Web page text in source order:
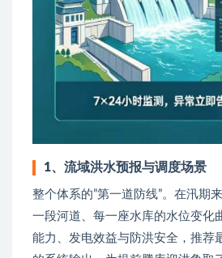
1、 流域洪水预报与调度场景
整个体系的”第一道防线”。在汛期
一段河道、每一座水库的水位变化
能力、发电效益与防洪安全，推荐